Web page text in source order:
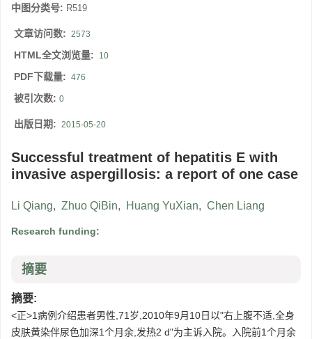
中图分类号: R519
文章访问数: 2573
HTML全文浏览量: 10
PDF下载量: 476
被引次数: 0
出版日期: 2015-05-20
Successful treatment of hepatitis E with
invasive aspergillosis: a report of one case
Li Qiang, Zhuo QiBin, Huang YuXian, Chen Liang
Research funding:
摘要
摘要:
<正>1病例介绍患者男性,71岁,2010年9月10日以"右上腹不适,全身
皮肤黄染伴尿色加深1个月余,发热2 d"为主诉入院。入院前1个月余